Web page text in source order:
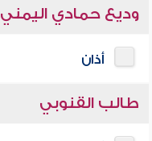
وديع حمادي اليمني
أذان
طالب القنوبي